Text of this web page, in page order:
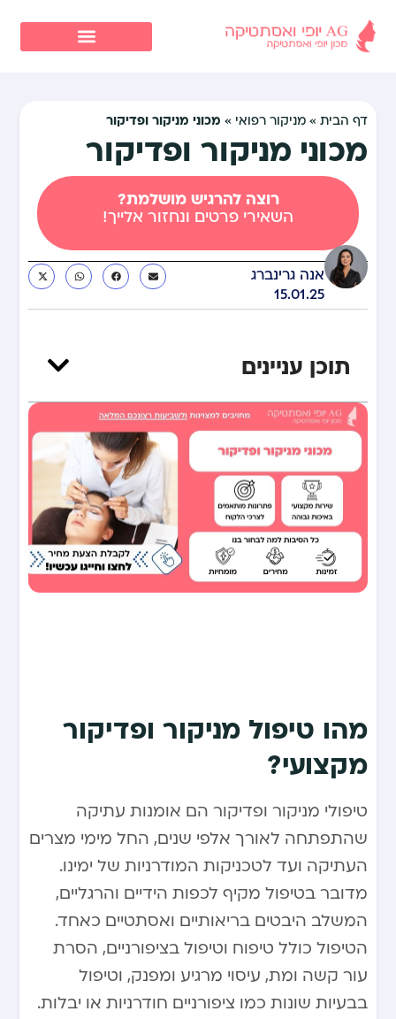
דף הבית »מניקור רפואי » מכוני מניקור ופדיקור
מכוני מניקור ופדיקור
רוצה להרגיש מושלמת?
השאירי פרטים ונחזור אלייך!
אנה גרינברג
15.01.25
תוכן עניינים
מהו טיפול מניקור ופדיקור
מקצועי?
טיפולי מניקור ופדיקור הם אומנות עתיקה
שהתפתחה לאורך אלפי שנים, החל מימי מצרים
העתיקה ועד לטכניקות המודרניות של ימינו.
מדובר בטיפול מקיף לכפות הידיים והרגליים,
המשלב היבטים בריאותיים ואסתטיים כאחד.
הטיפול כולל טיפוח וטיפול בציפורניים, הסרת
עור קשה ומת, עיסוי מרגיע ומפנק, וטיפול
בבעיות שונות כמו ציפורניים חודרניות או יבלות.